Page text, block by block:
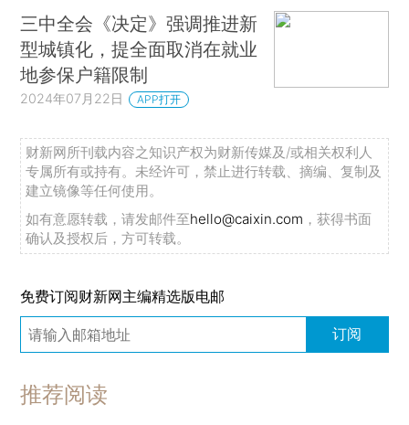
三中全会《决定》强调推进新
型城镇化，提全面取消在就业
地参保户籍限制
2024年07月22日 APP打开
财新网所刊载内容之知识产权为财新传媒及/或相关权利人
专属所有或持有。未经许可，禁止进行转载、摘编、复制及
建立镜像等任何使用。
如有意愿转载，请发邮件至hello@caixin.com ，获得书面
确认及授权后，方可转载。
免费订阅财新网主编精选版电邮
订阅
推荐阅读